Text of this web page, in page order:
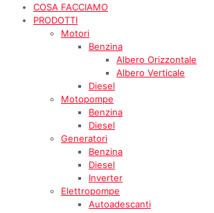
COSA FACCIAMO
PRODOTTI
Motori
Benzina
Albero Orizzontale
Albero Verticale
Diesel
Motopompe
Benzina
Diesel
Generatori
Benzina
Diesel
Inverter
Elettropompe
Autoadescanti